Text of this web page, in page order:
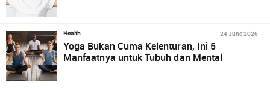
Health 24 June 2026
Yoga Bukan Cuma Kelenturan, Ini 5
Manfaatnya untuk Tubuh dan Mental